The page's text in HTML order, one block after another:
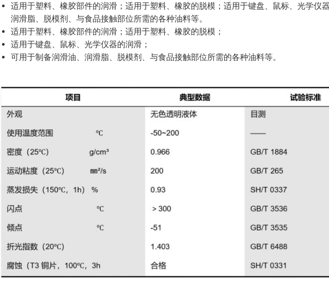
适用于塑料、橡胶部件的润滑；适用于塑料、橡胶的脱模；适用于键盘、鼠标、光学仪
润滑脂、脱模剂、与食品接触部位所需的各种油料等。
适用于塑料、橡胶部件的润滑；适用于塑料、橡胶的脱模；
适用于键盘、鼠标、光学仪器的润滑；
可用于制备润滑油、润滑脂、脱模剂、与食品接触部位所需的各种油料等。